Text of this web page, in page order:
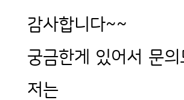
감사합니다~~
궁금한게 있어서 문
저는